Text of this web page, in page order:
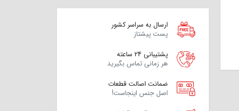
ارسال به سراسر کشور
پست پیشتاز
پشتیبانی 24 ساعته
هر زمانی تماس بگیرید
ضمانت اصالت قطعات
اصل جنس اینجاست!